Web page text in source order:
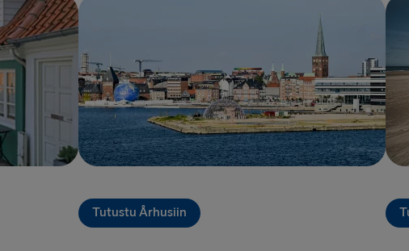
Halmstad →
Dublin →
Belfast →
Belfast →
Hook of
Rosslare →
Tutustu Århusiin